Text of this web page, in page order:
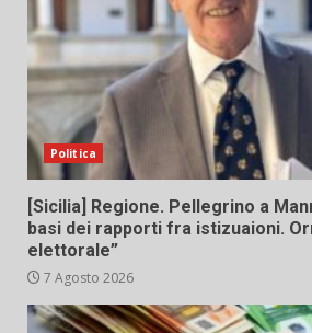
Politica
[Sicilia] Regione. Pellegrino a
basi dei rapporti fra istizuaioni.
elettorale”
7 Agosto 2026